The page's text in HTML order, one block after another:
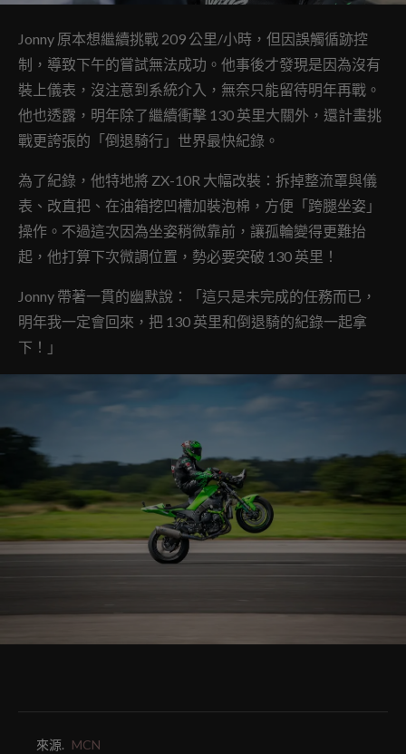
Jonny 原本想繼續挑戰 209 公里/小時，但因誤觸循跡控
制，導致下午的嘗試無法成功。他事後才發現是因為沒有
裝上儀表，沒注意到系統介入，無奈只能留待明年再戰。
他也透露，明年除了繼續衝擊 130 英里大關外，還計畫挑
戰更誇張的「倒退騎行」世界最快紀錄。
為了紀錄，他特地將 ZX-10R 大幅改裝：拆掉整流罩與儀
表、改直把、在油箱挖凹槽加裝泡棉，方便「跨腿坐姿」
操作。不過這次因為坐姿稍微靠前，讓孤輪變得更難抬
起，他打算下次微調位置，勢必要突破 130 英里！
Jonny 帶著一貫的幽默說：「這只是未完成的任務而已，
明年我一定會回來，把 130 英里和倒退騎的紀錄一起拿
下！」
來源. MCN